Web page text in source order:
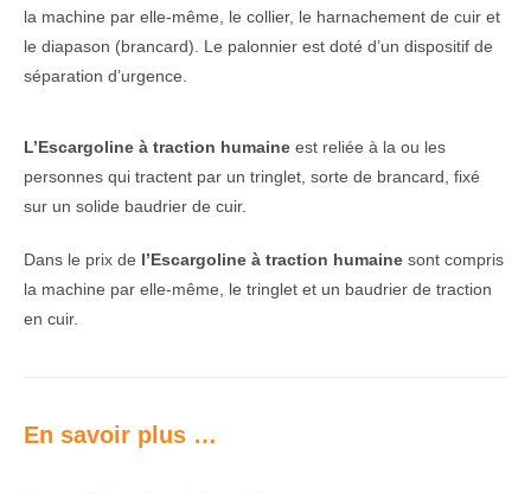
la machine par elle-même, le collier, le harnachement de cuir et
le diapason (brancard). Le palonnier est doté d’un dispositif de
séparation d’urgence.
L’Escargoline à traction humaine est reliée à la ou les
personnes qui tractent par un tringlet, sorte de brancard, fixé
sur un solide baudrier de cuir.
Dans le prix de l’Escargoline à traction humaine sont compris
la machine par elle-même, le tringlet et un baudrier de traction
en cuir.
En savoir plus …